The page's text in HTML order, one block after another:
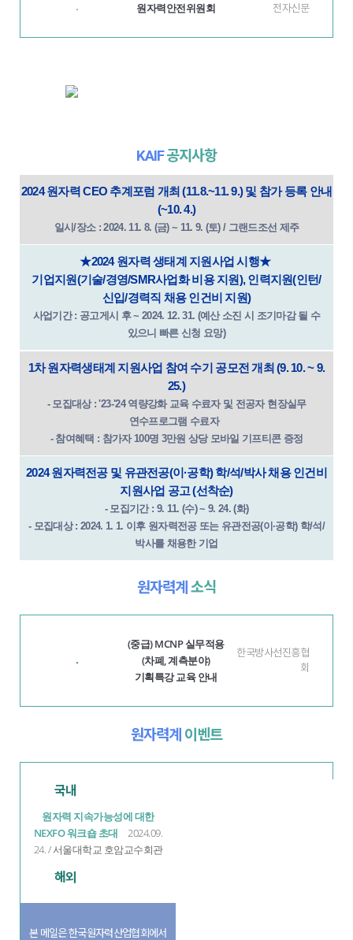
· 원자력안전위원회 전자신문
KAIF공지사항
2024 원자력 CEO 추계포럼 개최 (11.8.~11. 9.) 및 참가 등록 안내
(~10. 4.)
일시/장소 : 2024. 11. 8. (금) ~ 11. 9. (토) / 그랜드조선 제주
★2024 원자력 생태계 지원사업 시행★
기업지원(기술/경영/SMR사업화 비용 지원), 인력지원(인턴/
신입/경력직 채용 인건비 지원)
사업기간 : 공고게시 후 ~ 2024. 12. 31. (예산 소진 시 조기마감 될 수
있으니 빠른 신청 요망)
1차 원자력생태계 지원사업 참여 수기 공모전 개최 (9. 10. ~ 9.
25.)
- 모집대상 : '23-'24 역량강화 교육 수료자 및 전공자 현장실무
연수프로그램 수료자
- 참여혜택 : 참가자 100명 3만원 상당 모바일 기프티콘 증정
2024 원자력전공 및 유관전공(이·공학) 학/석/박사 채용 인건비
지원사업 공고 (선착순)
- 모집기간 : 9. 11. (수) ~ 9. 24. (화)
- 모집대상 : 2024. 1. 1. 이후 원자력전공 또는 유관전공(이·공학) 학/석/
박사를 채용한 기업
원자력계소식
·
(중급) MCNP 실무적용
(차폐, 계측분야)
기획특강 교육 안내
한국방사선진흥협
회
원자력계 이벤트
국내
원자력 지속가능성에 대한
NEXFO 워크숍 초대
2024.09.
24. / 서울대학교 호암교수회관
해외
본 메일은 한국원자력산업협회에서